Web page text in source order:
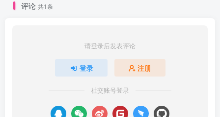
评论 共1条
请登录后发表评论
登录 注册
社交账号登录